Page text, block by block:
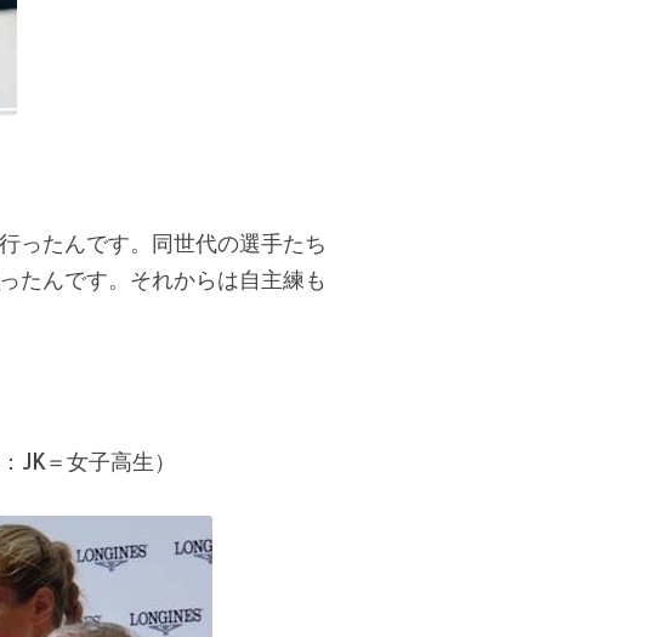
ったんです。同世代の選手たち
たんです。それからは自主練も
JK＝女子高生）